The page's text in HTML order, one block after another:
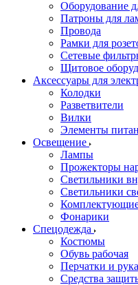
Оборудование
Патроны для
Провода
Рамки для
Сетевые
Щитовое
Аксессуары для
Колодки
Разветвители
Вилки
Элементы
Освещение
Лампы
Прожекторы
Светильники
Светильники
Фонарики
Спецодежда
Костюмы
Обувь рабочая
Перчатки и
Средства